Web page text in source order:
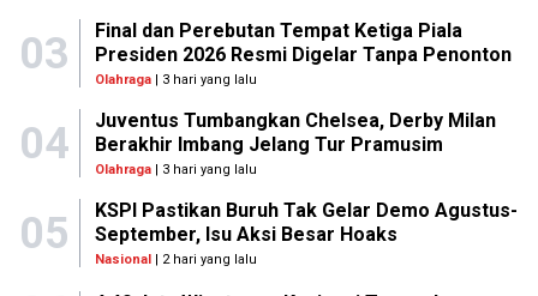
03
Final dan Perebutan Tempat Ketiga Piala
Presiden 2026 Resmi Digelar Tanpa Penonton
Olahraga| 3 hari yang lalu
04
Juventus Tumbangkan Chelsea, Derby Milan
Berakhir Imbang Jelang Tur Pramusim
Olahraga| 3 hari yang lalu
05
KSPI Pastikan Buruh Tak Gelar Demo Agustus-
September, Isu Aksi Besar Hoaks
Nasional | 2 hari yang lalu